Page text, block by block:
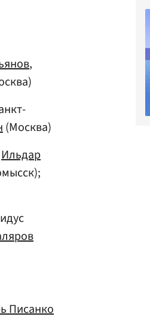
,
(Москва)
Ильдар
Писанко